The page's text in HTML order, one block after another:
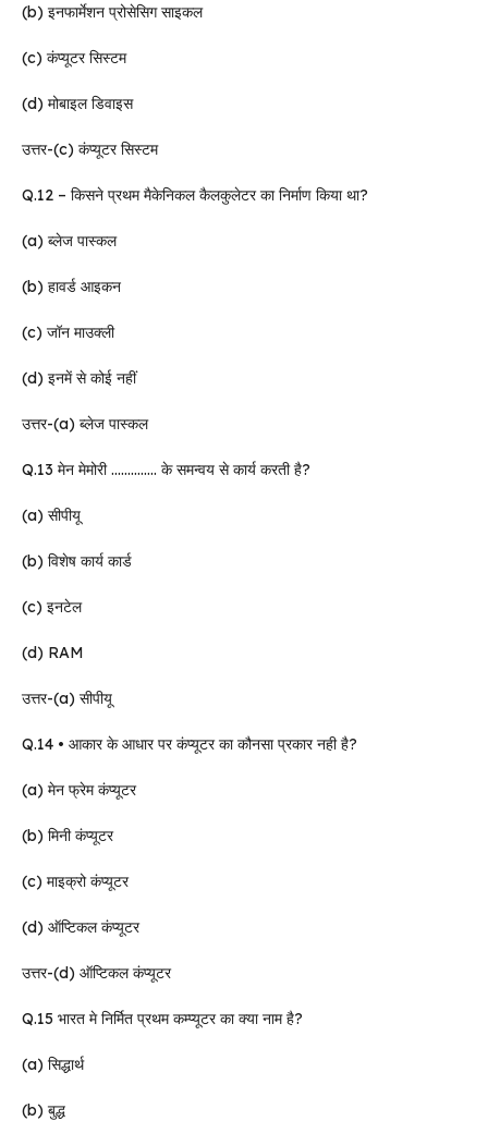
(b) इनफार्मेशन प्रोसेसिग साइकल
(c) कंप्यूटर सिस्टम
(d) मोबाइल डिवाइस
उत्तर-(c) कंप्यूटर सिस्टम
Q.12 – किसने प्रथम मैकेनिकल कैलकुलेटर का निर्माण किया था?
(a) ब्लेज पास्कल
(b) हावर्ड आइकन
(c) जॉन माउक्ली
(d) इनमें से कोई नहीं
उत्तर-(a) ब्लेज पास्कल
Q.13 मेन मेमोरी ………….. के समन्वय से कार्य करती है?
(a) सीपीयू
(b) विशेष कार्य कार्ड
(c) इनटेल
(d) RAM
उत्तर-(a) सीपीयू
Q.14 • आकार के आधार पर कंप्यूटर का कौनसा प्रकार नही है?
(a) मेन फ्रेम कंप्यूटर
(b) मिनी कंप्यूटर
(c) माइक्रो कंप्यूटर
(d) ऑप्टिकल कंप्यूटर
उत्तर-(d) ऑप्टिकल कंप्यूटर
Q.15 भारत मे निर्मित प्रथम कम्प्यूटर का क्या नाम है?
(a) सिद्धार्थ
(b) बुद्ध